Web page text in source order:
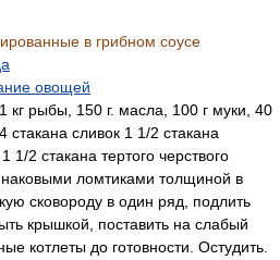
в грибном соусе
овощей
1 кг рыбы, 150 г. масла, 100 г муки, 40
стакана сливок 1 1/2 стакана
1/2 стакана тертого черствого
ломтиками толщиной в
сковороду в один ряд, подлить
крышкой, поставить на слабый
котлеты до готовности. Остудить.